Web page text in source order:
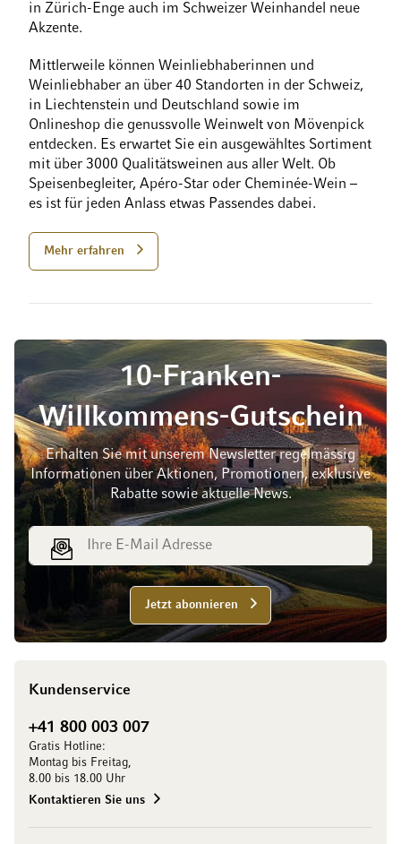
in Zürich-Enge auch im Schweizer Weinhandel neue
Akzente.
Mittlerweile können Weinliebhaberinnen und
Weinliebhaber an über 40 Standorten in der Schweiz,
in Liechtenstein und Deutschland sowie im
Onlineshop die genussvolle Weinwelt von Mövenpick
entdecken. Es erwartet Sie ein ausgewähltes Sortiment
mit über 3000 Qualitätsweinen aus aller Welt. Ob
Speisenbegleiter, Apéro-Star oder Cheminée-Wein –
es ist für jeden Anlass etwas Passendes dabei.
Mehr erfahren
10-Franken-
Willkommens-Gutschein
Erhalten Sie mit unserem Newsletter regelmässig
Informationen über Aktionen, Promotionen, exklusive
Rabatte sowie aktuelle News.
E-Mail Adresse
Jetzt abonnieren
Kundenservice
+41 800 003 007
Gratis Hotline:
Montag bis Freitag,
8.00 bis 18.00 Uhr
Kontaktieren Sie uns